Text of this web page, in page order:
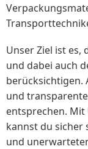
Unser Ziel ist es,
und dabei auch
berücksichtigen.
und
entsprechen.
kannst du sicher
und